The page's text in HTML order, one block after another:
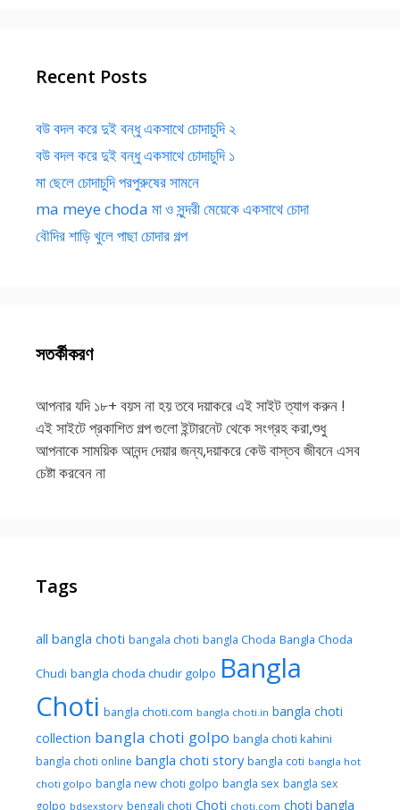
Recent Posts
বউ বদল করে দুই বন্ধু একসাথে চোদাচুদি ২
বউ বদল করে দুই বন্ধু একসাথে চোদাচুদি ১
মা ছেলে চোদাচুদি পরপুরুষের সামনে
ma meye choda মা ও সুন্দরী মেয়েকে একসাথে চোদা
বৌদির শাড়ি খুলে পাছা চোদার গল্প
সতর্কীকরণ
আপনার যদি ১৮+ বয়স না হয় তবে দয়াকরে এই সাইট ত্যাগ করুন !
এই সাইটে প্রকাশিত গল্প গুলো ইন্টারনেট থেকে সংগ্রহ করা,শুধু
আপনাকে সাময়িক আনন্দ দেয়ার জন্য,দয়াকরে কেউ বাস্তব জীবনে এসব
চেষ্টা করবেন না
Tags
all bangla choti bangala choti bangla Choda Bangla Choda
Chudi bangla choda chudir golpo Bangla
Choti bangla choti.com bangla choti.in bangla choti
collection bangla choti golpo bangla choti kahini
bangla choti online bangla choti story bangla coti bangla hot
choti golpo bangla new choti golpo bangla sex bangla sex
golpo bdsexstory bengali choti Choti choti.com choti bangla